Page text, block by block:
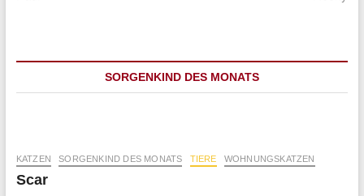
SORGENKIND DES MONATS
KATZEN SORGENKIND DES MONATS TIERE WOHNUNGSKATZEN
Scar